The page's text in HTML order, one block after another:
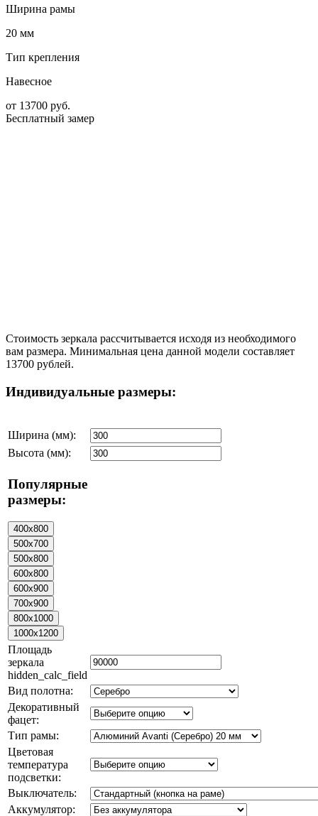
Ширина рамы
20 мм
Тип крепления
Навесное
от 13700 руб.
Бесплатный замер
Стоимость зеркала рассчитывается исходя из необходимого
вам размера. Минимальная цена данной модели составляет
13700 рублей.
Индивидуальные размеры:
Ширина (мм):
Высота (мм):
Популярные
размеры:
Площадь
зеркала
hidden_calc_field
Вид полотна:
Декоративный
фацет:
Тип рамы:
Цветовая
температура
подсветки:
Выключатель:
Аккумулятор: